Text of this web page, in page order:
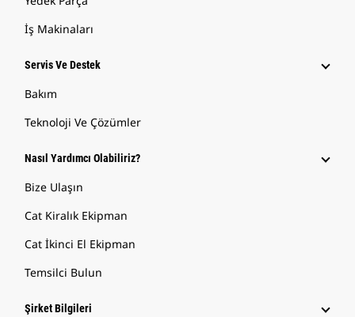
İş Makinaları
Servis Ve Destek
Bakım
Teknoloji Ve Çözümler
Nasıl Yardımcı Olabiliriz?
Bize Ulaşın
Cat Kiralık Ekipman
Cat İkinci El Ekipman
Temsilci Bulun
Şirket Bilgileri